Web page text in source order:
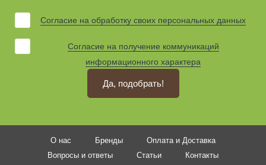
Согласие на обработку своих персональных данных
Согласие на получение коммуникаций
информационного характера
Да, подобрать!
О нас Бренды
Оплата и Доставка
Вопросы и ответы
Статьи
Контакты